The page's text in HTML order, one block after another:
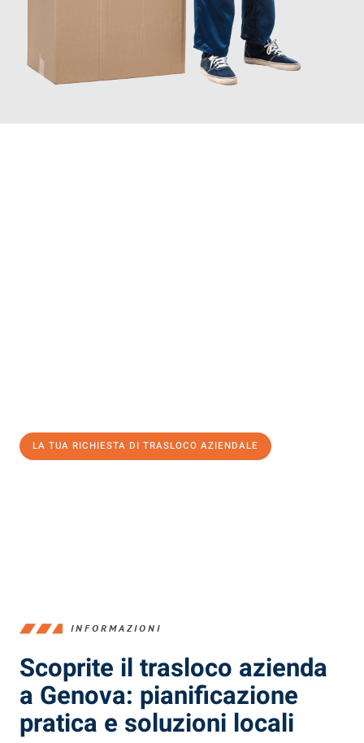
LA TUA RICHIESTA DI TRASLOCO AZIENDALE
INFORMAZIONI
Scoprite il trasloco azienda
a Genova: pianificazione
pratica e soluzioni locali